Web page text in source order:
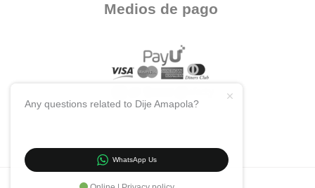
Medios de pago
Any questions related to Dije Amapola?
WhatsApp Us